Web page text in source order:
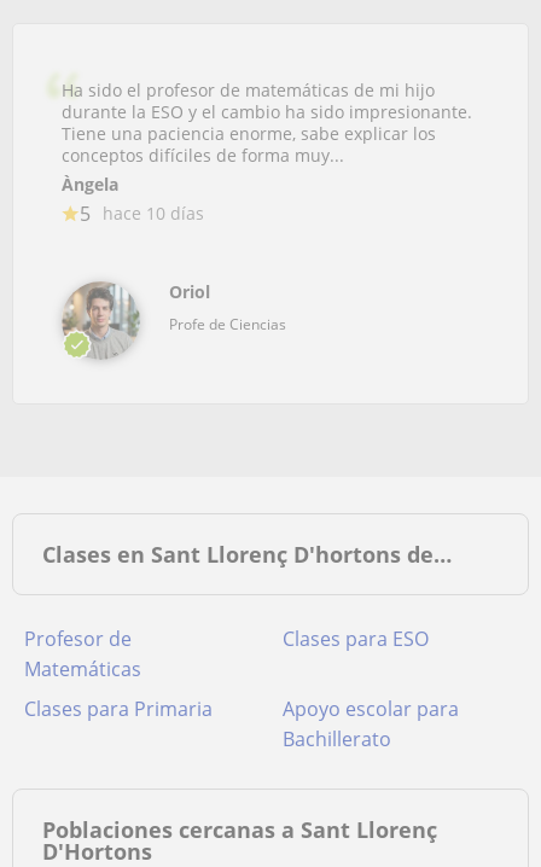
Ha sido el profesor de matemáticas de mi hijo
durante la ESO y el cambio ha sido impresionante.
Tiene una paciencia enorme, sabe explicar los
conceptos difíciles de forma muy...
Àngela
5 hace 10 días
Oriol
Profe de Ciencias
Clases en Sant Llorenç D'hortons de…
Profesor de
Matemáticas
Clases para ESO
Clases para Primaria
Apoyo escolar para
Bachillerato
Poblaciones cercanas a Sant Llorenç
D'Hortons